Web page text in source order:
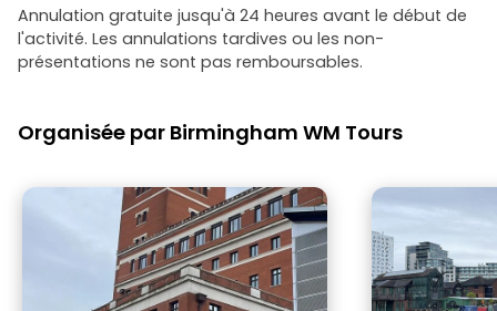
Annulation gratuite jusqu'à 24 heures avant le début de
l'activité. Les annulations tardives ou les non-
présentations ne sont pas remboursables.
Organisée par Birmingham WM Tours